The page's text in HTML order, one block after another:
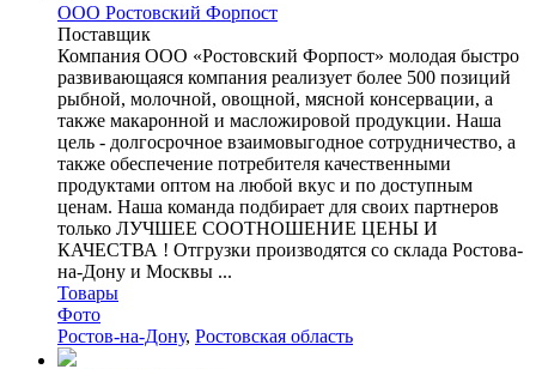
ООО Ростовский Форпост
Поставщик
Компания ООО «Ростовский Форпост» молодая быстро
развивающаяся компания реализует более 500 позиций
рыбной, молочной, овощной, мясной консервации, а
также макаронной и масложировой продукции. Наша
цель - долгосрочное взаимовыгодное сотрудничество, а
также обеспечение потребителя качественными
продуктами оптом на любой вкус и по доступным
ценам. Наша команда подбирает для своих партнеров
только ЛУЧШЕЕ СООТНОШЕНИЕ ЦЕНЫ И
КАЧЕСТВА ! Отгрузки производятся со склада Ростова-
на-Дону и Москвы ...
Товары
Фото
Ростов-на-Дону, Ростовская область